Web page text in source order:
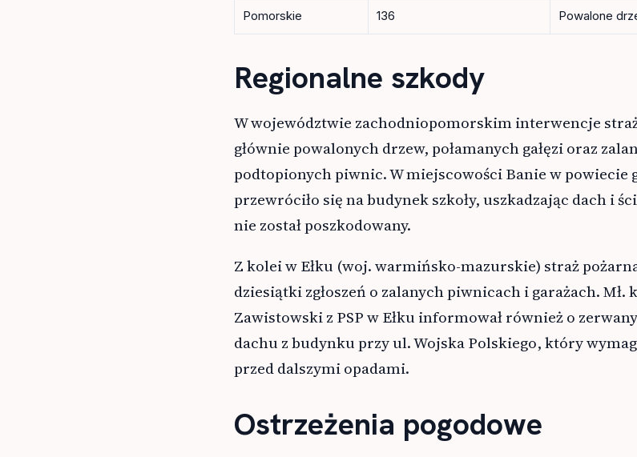
Pomorskie 136 Powalone
Regionalne szkody
W województwie zachodniopomorskim interwencje
głównie powalonych drzew, połamanych gałęzi oraz
podtopionych piwnic. W miejscowości Banie w
przewróciło się na budynek szkoły, uszkadzając dach i
nie został poszkodowany.
Z kolei w Ełku (woj. warmińsko-mazurskie) straż
dziesiątki zgłoszeń o zalanych piwnicach i garażach. Mł.
Zawistowski z PSP w Ełku informował również o
dachu z budynku przy ul. Wojska Polskiego, który
przed dalszymi opadami.
Ostrzeżenia pogodowe